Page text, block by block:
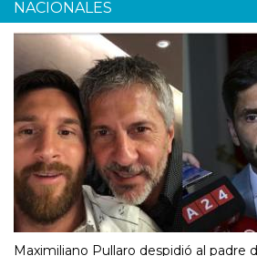
NACIONALES
Maximiliano Pullaro despidió al padre